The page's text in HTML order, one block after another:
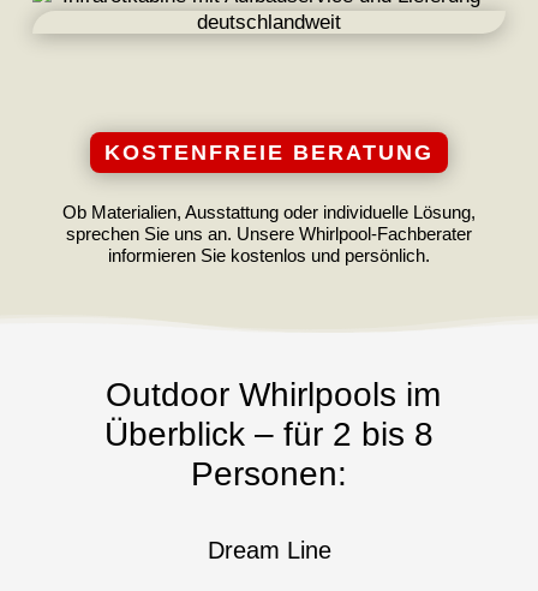
KOSTENFREIE BERATUNG
Ob Materialien, Ausstattung oder individuelle Lösung,
sprechen Sie uns an. Unsere Whirlpool-Fachberater
informieren Sie kostenlos und persönlich.
Outdoor Whirlpools im
Überblick – für 2 bis 8
Personen:
Dream Line